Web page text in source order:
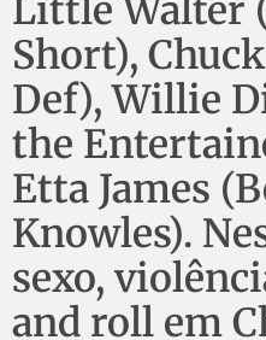
Little Walter
Short),
Def), Willie
the
Etta James
Knowles).
sexo,
and roll em